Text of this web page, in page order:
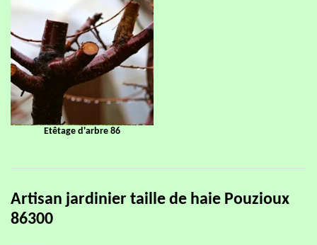
Etêtage d'arbre 86
Artisan jardinier taille de haie Pouzioux
86300